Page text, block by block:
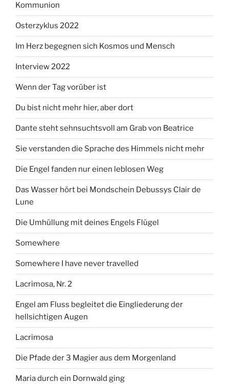
Kommunion
Osterzyklus 2022
Im Herz begegnen sich Kosmos und Mensch
Interview 2022
Wenn der Tag vorüber ist
Du bist nicht mehr hier, aber dort
Dante steht sehnsuchtsvoll am Grab von Beatrice
Sie verstanden die Sprache des Himmels nicht mehr
Die Engel fanden nur einen leblosen Weg
Das Wasser hört bei Mondschein Debussys Clair de
Lune
Die Umhüllung mit deines Engels Flügel
Somewhere
Somewhere I have never travelled
Lacrimosa, Nr. 2
Engel am Fluss begleitet die Eingliederung der
hellsichtigen Augen
Lacrimosa
Die Pfade der 3 Magier aus dem Morgenland
Maria durch ein Dornwald ging